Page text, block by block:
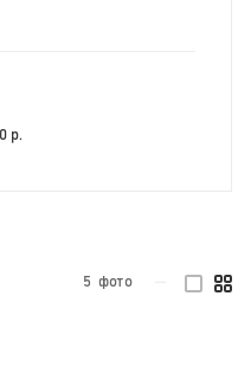
р.
5 фото